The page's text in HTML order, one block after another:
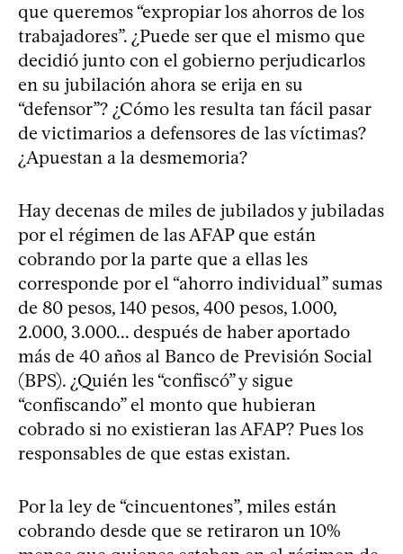
que queremos “expropiar los ahorros de los
trabajadores”. ¿Puede ser que el mismo que
decidió junto con el gobierno perjudicarlos
en su jubilación ahora se erija en su
“defensor”? ¿Cómo les resulta tan fácil pasar
de victimarios a defensores de las víctimas?
¿Apuestan a la desmemoria?
Hay decenas de miles de jubilados y jubiladas
por el régimen de las AFAP que están
cobrando por la parte que a ellas les
corresponde por el “ahorro individual” sumas
de 80 pesos, 140 pesos, 400 pesos, 1.000,
2.000, 3.000... después de haber aportado
más de 40 años al Banco de Previsión Social
(BPS). ¿Quién les “confiscó” y sigue
“confiscando” el monto que hubieran
cobrado si no existieran las AFAP? Pues los
responsables de que estas existan.
Por la ley de “cincuentones”, miles están
cobrando desde que se retiraron un 10%